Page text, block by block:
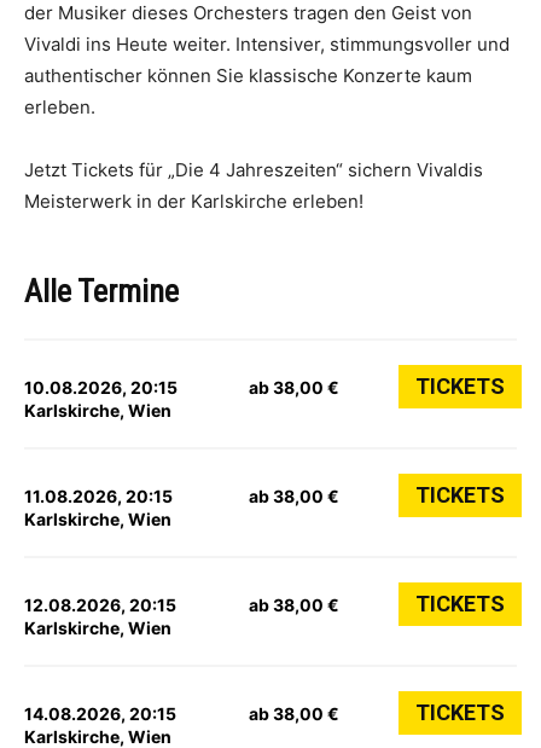
der Musiker dieses Orchesters tragen den Geist von
Vivaldi ins Heute weiter. Intensiver, stimmungsvoller und
authentischer können Sie klassische Konzerte kaum
erleben.
Jetzt Tickets für „Die 4 Jahreszeiten“ sichern Vivaldis
Meisterwerk in der Karlskirche erleben!
Alle Termine
10.08.2026, 20:15
Karlskirche, Wien
ab 38,00 € TICKETS
11.08.2026, 20:15
Karlskirche, Wien
ab 38,00 € TICKETS
12.08.2026, 20:15
Karlskirche, Wien
ab 38,00 € TICKETS
14.08.2026, 20:15
Karlskirche, Wien
ab 38,00 € TICKETS